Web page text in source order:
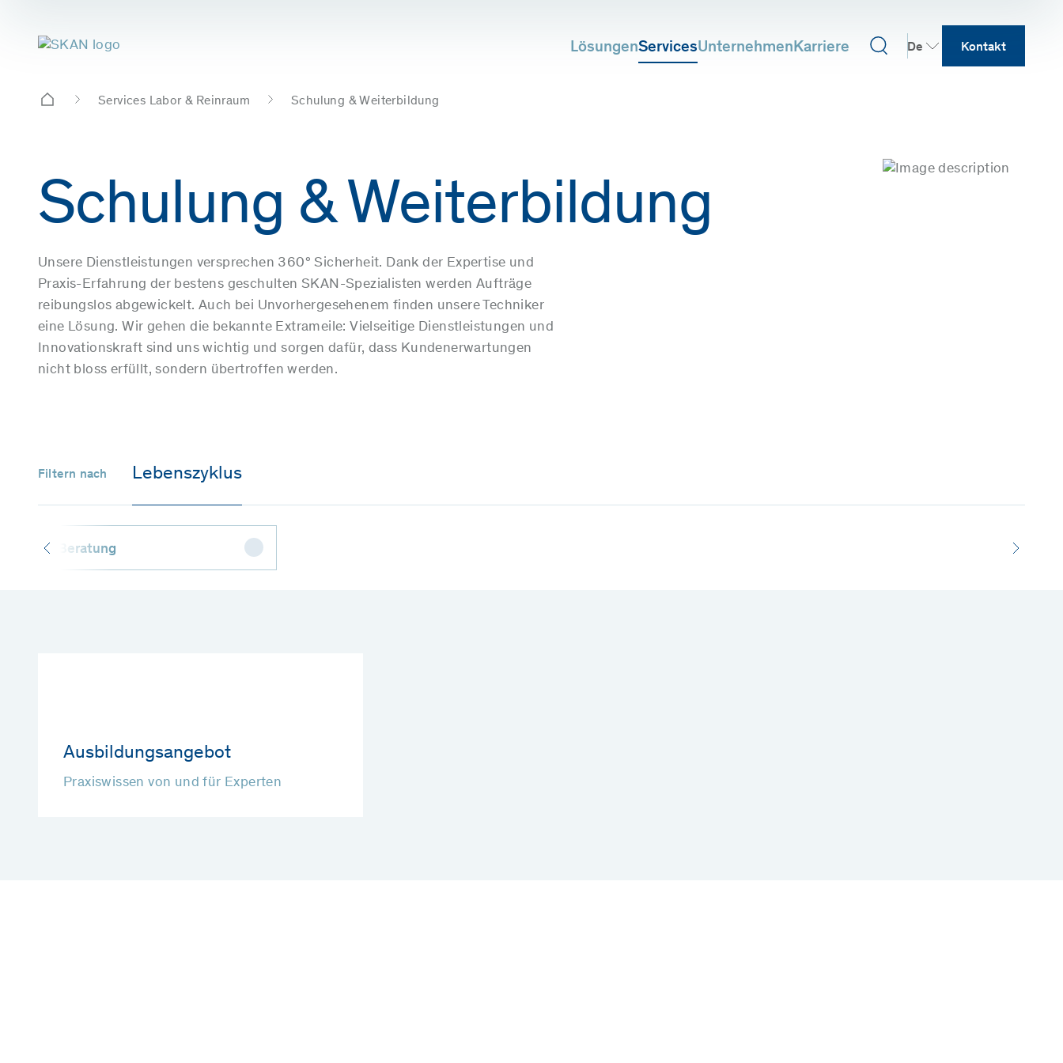
LösungenServicesUnternehmenKarriere De Kontakt
Services Labor & Reinraum Schulung & Weiterbildung
Schulung & Weiterbildung
Unsere Dienstleistungen versprechen 360° Sicherheit. Dank der Expertise und
Praxis-Erfahrung der bestens geschulten SKAN-Spezialisten werden Aufträge
reibungslos abgewickelt. Auch bei Unvorhergesehenem finden unsere Techniker
eine Lösung. Wir gehen die bekannte Extrameile: Vielseitige Dienstleistungen und
Innovationskraft sind uns wichtig und sorgen dafür, dass Kundenerwartungen
nicht bloss erfüllt, sondern übertroffen werden.
Filtern nach Lebenszyklus
Beratung
Ausbildungsangebot
Praxiswissen von und für Experten